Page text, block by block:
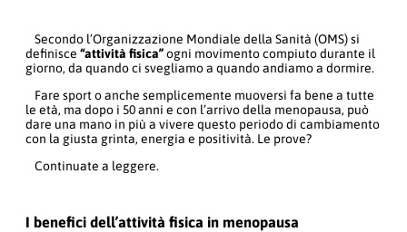
Secondo l’Organizzazione Mondiale della Sanità (OMS) si
definisce “attività fisica”ogni movimento compiuto durante il
giorno, da quando ci svegliamo a quando andiamo a dormire.
Fare sport o anche semplicemente muoversi fa bene a tutte
le età, ma dopo i 50 anni e con l’arrivo della menopausa, può
dare una mano in più a vivere questo periodo di cambiamento
con la giusta grinta, energia e positività. Le prove?
Continuate a leggere.
I benefici dell’attività fisica in menopausa